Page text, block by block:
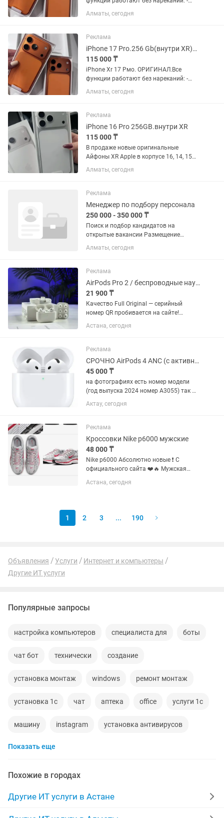
Facе ID - Тrue Tоne - Аpрlе Раy - -
Беспроводная зарядка - Плocкий экрaн
-Проверка IМЕI на...
Алматы, сегодня
Реклама
iPhone 17 Pro.256 Gb(внутри XR)плюс Аирподс
115 000 ₸
iPhone Xr 17 Рмо. ОРИГИНАЛ.Все
функции работают без нареканий: -
Facе ID - Тrue Tоne - Аpрlе Раy - -
Беспроводная зарядка - Плocкий экрaн
-Проверка IМЕI на...
Алматы, сегодня
Реклама
iPhone 16 Pro 256GB.внутри XR
115 000 ₸
В продаже новые оригинальные
Айфоны XR Apple в корпусе 16, 14, 15
про 256 гб в запечатанной коробке,
под пломбами ! В Подарок Чехол
обычного 15 про, то что в нашем...
Алматы, сегодня
Реклама
Менеджер по подбору персонала
250 000 - 350 000 ₸
Поиск и подбор кандидатов на
открытые вакансии Размещение
вакансий на сайтах по поиску работы и
социальных сетях Обработка откликов,
первичных собеседований с
кандидатами ...
Алматы, сегодня
Реклама
AirPods Pro 2 / беспроводные наушники / AirPods с шумоподавлением
21 900 ₸
Качество Full Original — серийный
номер QR пробивается на сайте!
MagSafe кейс, отличное
шумоподавление, качественный
Поддержка iOS и Android. 💯 Что
входит: —...
Астана, сегодня
Реклама
СРОЧНО AirPods 4 ANC (с активным шумоподавлением)
45 000 ₸
на фотографиях есть номер модели
(год выпуска 2024 номер А3055) так же
есть номер серии наушников для
проверки на сайте на оригинальность,
нет продается потому что...
Актау, сегодня
Реклама
Кроссовки Nike p6000 мужские
48 000 ₸
Nike p6000 Абсолютно новые ❗️ С
официального сайта ❤️🔥 Мужская
Астана, сегодня
1 2 3 ... 190
Объявления Услуги
Интернет и компьютеры
Другие ИТ услуги
Популярные запросы
настройка компьютеров специалиста для боты
чат бот технически создание
установка монтаж windows ремонт монтаж
установка 1с чат аптека office услуги 1с
машину instagram установка антивирусов
обновление
монтаж видео обновление 1с
Показать еще
Похожие в городах
Другие ИТ услуги в Астане